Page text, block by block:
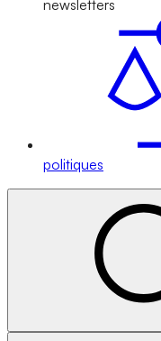
newsletters
politiques